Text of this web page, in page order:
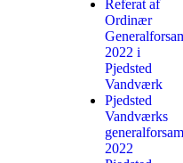
Referat af
Ordinær
2022 i
Pjedsted
Vandværk
Pjedsted
Vandværks
2022